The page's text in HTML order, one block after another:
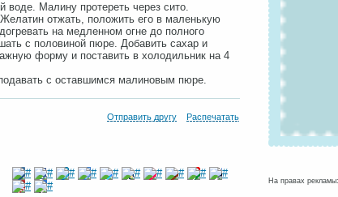
воде. Малину протереть через сито.
отжать, положить его в маленькую
на медленном огне до полного
с половиной пюре. Добавить сахар и
форму и поставить в холодильник на 4
с оставшимся малиновым пюре.
Отправить другу Распечатать
На правах рекламы: